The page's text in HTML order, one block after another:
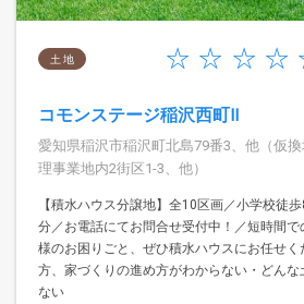
土 地
コモンステージ稲沢西町Ⅱ
愛知県稲沢市稲沢町北島79番3、他（仮
理事業地内2街区1-3、他）
【積水ハウス分譲地】全10区画／小学校徒
分／お電話にてお問合せ受付中！／短時間
様のお困りごと、ぜひ積水ハウスにお任せ
方、家づくりの進め方がわからない・どんな
ない